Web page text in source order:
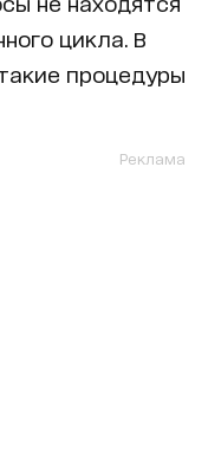
цикла. В
процедуры
Реклама